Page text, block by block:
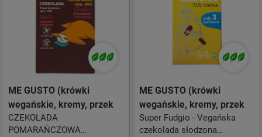
ME GUSTO (krówki
wegańskie, kremy, przek
CZEKOLADA
POMARAŃCZOWA
ME GUSTO (krówki
wegańskie, kremy, przek
Super Fudgio - Vegańska
czekolada słodzona